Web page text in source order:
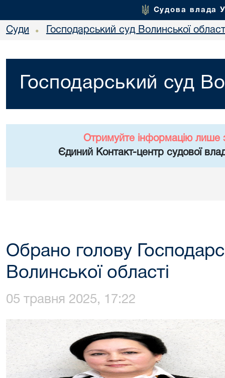
Судова влада
Суди • Господарський суд Волинської
Господарський суд
Отримуйте інформацію лише
Єдиний Контакт-центр судової
Обрано голову
Волинської області
05 травня 2025, 17:22